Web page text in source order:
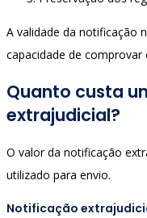
A validade da notificação
capacidade de
Quanto custa
extrajudicial?
O valor da notificação
utilizado para envio.
Notificação